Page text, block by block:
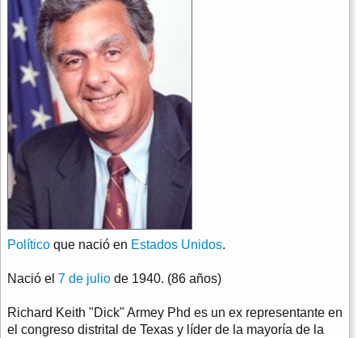
Político que nació en Estados Unidos.
Nació el 7 de julio de 1940. (86 años)
Richard Keith "Dick" Armey Phd es un ex representante en
el congreso distrital de Texas y líder de la mayoría de la